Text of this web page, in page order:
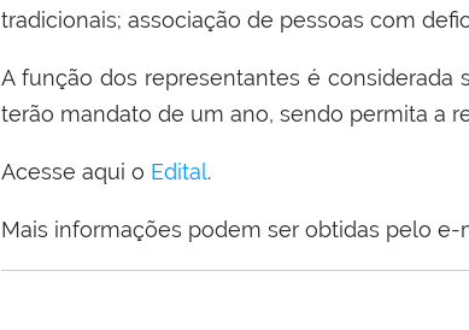
tradicionais; associação de pessoas com
A função dos representantes é considerada
terão mandato de um ano, sendo permita a
Acesse aqui o Edital.
Mais informações podem ser obtidas pelo e-